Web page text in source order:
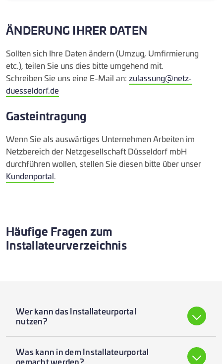
ÄNDERUNG IHRER DATEN
Sollten sich Ihre Daten ändern (Umzug, Umfirmierung
etc.), teilen Sie uns dies bitte umgehend mit.
Schreiben Sie uns eine E-Mail an: zulassung@netz-
duesseldorf.de
Gasteintragung
Wenn Sie als auswärtiges Unternehmen Arbeiten im
Netzbereich der Netzgesellschaft Düsseldorf mbH
durchführen wollen, stellen Sie diesen bitte über unser
Kundenportal.
Häufige Fragen zum
Installateurverzeichnis
Wer kann das Installateurportal
nutzen?
Alle Elektro-, Strom- sowie Gas- und
Was kann in dem Installateurportal
gemacht werden?